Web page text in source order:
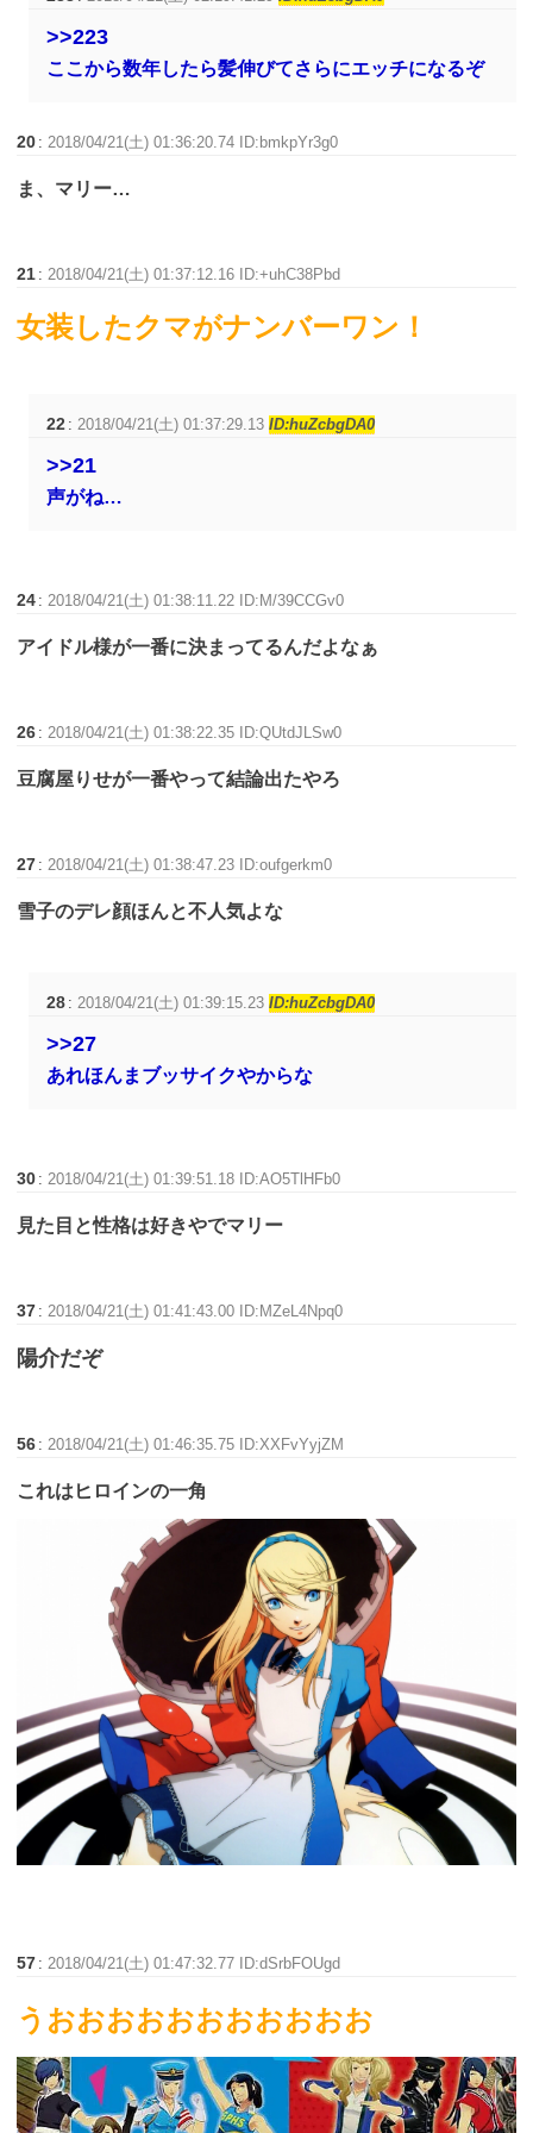
>>223
ここから数年したら髪伸びてさらにエッチになるぞ
20 : 2018/04/21(土) 01:36:20.74 ID:bmkpYr3g0
ま、マリー…
21 : 2018/04/21(土) 01:37:12.16 ID:+uhC38Pbd
女装したクマがナンバーワン！
22 :2018/04/21(土) 01:37:29.13ID:huZcbgDA0
>>21
声がね…
24 :2018/04/21(土) 01:38:11.22 ID:M/39CCGv0
アイドル様が一番に決まってるんだよなぁ
26 :2018/04/21(土) 01:38:22.35 ID:QUtdJLSw0
豆腐屋りせが一番やって結論出たやろ
27 :2018/04/21(土) 01:38:47.23 ID:oufgerkm0
雪子のデレ顔ほんと不人気よな
28 :2018/04/21(土) 01:39:15.23ID:huZcbgDA0
>>27
あれほんまブッサイクやからな
30 :2018/04/21(土) 01:39:51.18 ID:AO5TlHFb0
見た目と性格は好きやでマリー
37 :2018/04/21(土) 01:41:43.00 ID:MZeL4Npq0
陽介だぞ
56 :2018/04/21(土) 01:46:35.75 ID:XXFvYyjZM
これはヒロインの一角
57 : 2018/04/21(土) 01:47:32.77 ID:dSrbFOUgd
うおおおおおおおおおおお